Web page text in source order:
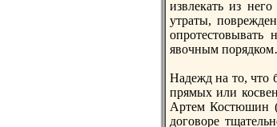
извлекать из
утраты,
опротестовывать
явочным
Надежд на то, что
прямых или
Артем Коcтюшин
договоре